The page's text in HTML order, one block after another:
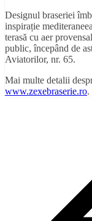
Designul braseriei
inspirație
terasă cu aer
public, începând de
Aviatorilor, nr. 65.
Mai multe detalii
www.zexebraserie.ro.